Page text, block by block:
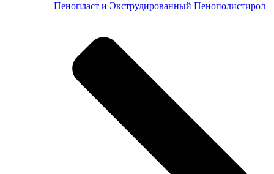
Пенопласт и Экструдированный Пенополистирол